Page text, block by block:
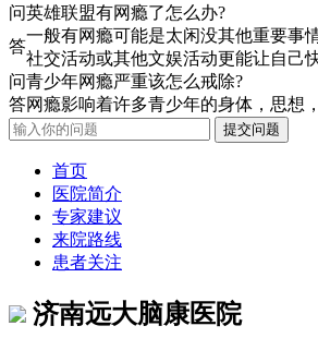
问英雄联盟有网瘾了怎么办?
答
一般有网瘾可能是太闲没其他重要事
社交活动或其他文娱活动更能让自己
问青少年网瘾严重该怎么戒除?
答网瘾影响着许多青少年的身体，思想
首页
医院简介
专家建议
来院路线
患者关注
济南远大脑康医院